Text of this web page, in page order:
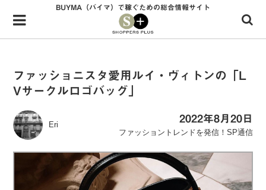
Menu
HOME
34歳独身OLバイマ実践記
無在庫で自由気ままに稼ぐ！バイマ実践記
BUYMAで人気のブランド
BUYMA（バイマ）で稼ぐための総合情報サイト
ファッショニスタ愛用ルイ・ヴィトンの「L
Vサークルロゴバッグ」
Eri
2022年8月20日
ファッショントレンドを発信！SP通信